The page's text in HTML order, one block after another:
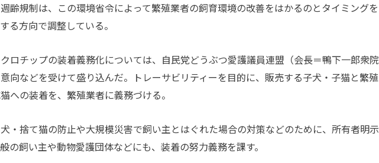
齢規制は、この環境省令によって繁殖業者の飼育環境の改善をはかるのとタイミングを
る方向で調整している。
ロチップの装着義務化については、自民党どうぶつ愛護議員連盟（会長＝鴨下一郎衆院
向などを受けて盛り込んだ。トレーサビリティーを目的に、販売する子犬・子猫と繁殖
への装着を、繁殖業者に義務づける。
・捨て猫の防止や大規模災害で飼い主とはぐれた場合の対策などのために、所有者明示
の飼い主や動物愛護団体などにも、装着の努力義務を課す。